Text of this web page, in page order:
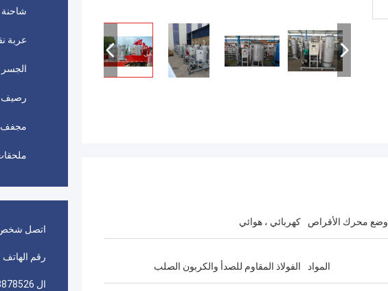
شاحنة
عربة
الجسر
رصيف
مجفف
اتصل
رقم الهاتف :
ال WhatsApp :
وضع محرك الأقراص كهربائي ، هوائي
المواد الفولاذ المقاوم للصدأ والكربون الصلب